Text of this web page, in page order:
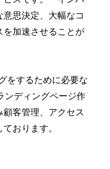
思決定、大幅なコ
を加速させることが
をするために必要な
ンディングページ作
客管理、アクセス
おります。